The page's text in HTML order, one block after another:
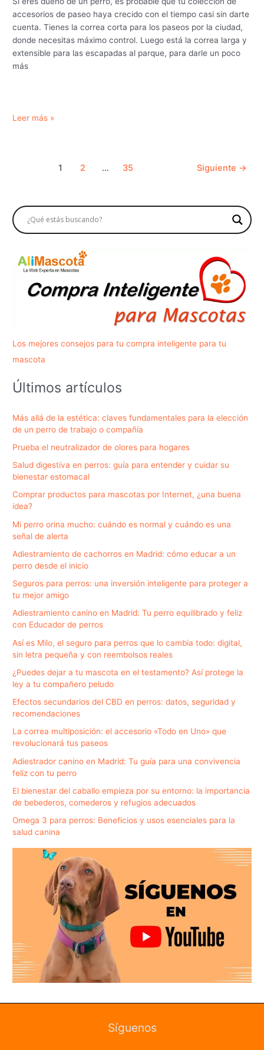
accesorios de paseo haya crecido con el tiempo casi sin darte
cuenta. Tienes la correa corta para los paseos por la ciudad,
donde necesitas máximo control. Luego está la correa larga y
extensible para las escapadas al parque, para darle un poco
más
La
Uno»
que
revolucionará
paseos
Leer más »
1 2 … 35 Siguiente →
Los mejores consejos para tu compra inteligente para tu
mascota
Últimos artículos
Más allá de la estética: claves fundamentales para la elección
de un perro de trabajo o compañía
Prueba el neutralizador de olores para hogares
Salud digestiva en perros: guía para entender y cuidar su
bienestar estomacal
Comprar productos para mascotas por Internet, ¿una buena
idea?
Mi perro orina mucho: cuándo es normal y cuándo es una
señal de alerta
Adiestramiento de cachorros en Madrid: cómo educar a un
perro desde el inicio
Seguros para perros: una inversión inteligente para proteger a
tu mejor amigo
Adiestramiento canino en Madrid: Tu perro equilibrado y feliz
con Educador de perros
Así es Milo, el seguro para perros que lo cambia todo: digital,
sin letra pequeña y con reembolsos reales
¿Puedes dejar a tu mascota en el testamento? Así protege la
ley a tu compañero peludo
Efectos secundarios del CBD en perros: datos, seguridad y
recomendaciones
La correa multiposición: el accesorio «Todo en Uno» que
revolucionará tus paseos
Adiestrador canino en Madrid: Tu guía para una convivencia
feliz con tu perro
El bienestar del caballo empieza por su entorno: la importancia
de bebederos, comederos y refugios adecuados
Omega 3 para perros: Beneficios y usos esenciales para la
salud canina
Síguenos